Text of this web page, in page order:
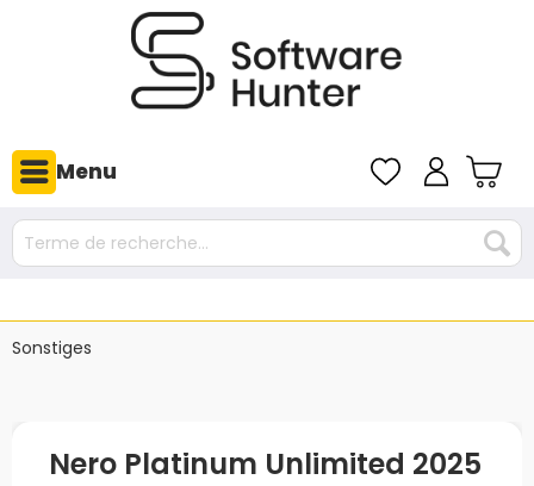
Menu
Sonstiges
Nero Platinum Unlimited 2025